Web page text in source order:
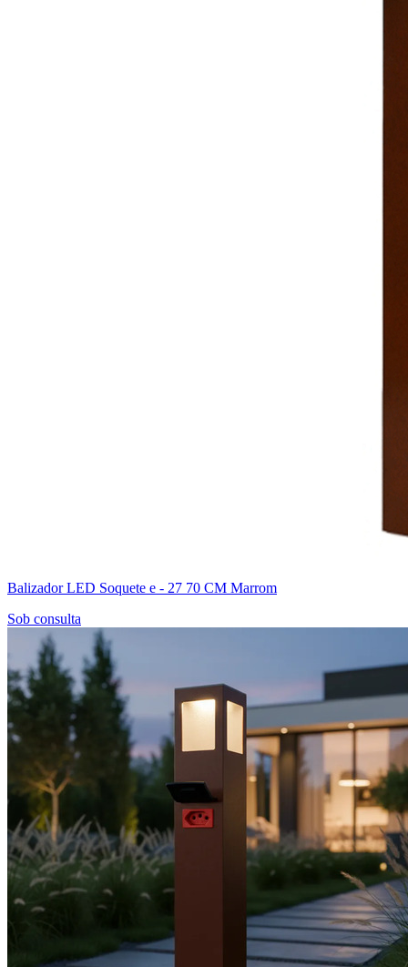
Balizador LED Soquete e - 27 70 CM Marrom
Sob consulta